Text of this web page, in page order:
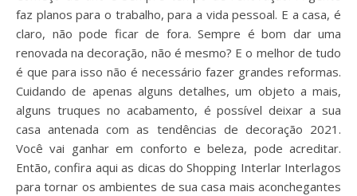
faz planos para o trabalho, para a vida pessoal. E a casa, é
claro, não pode ficar de fora. Sempre é bom dar uma
renovada na decoração, não é mesmo? E o melhor de tudo
é que para isso não é necessário fazer grandes reformas.
Cuidando de apenas alguns detalhes, um objeto a mais,
alguns truques no acabamento, é possível deixar a sua
casa antenada com as tendências de decoração 2021.
Você vai ganhar em conforto e beleza, pode acreditar.
Então, confira aqui as dicas do Shopping Interlar Interlagos
para tornar os ambientes de sua casa mais aconchegantes